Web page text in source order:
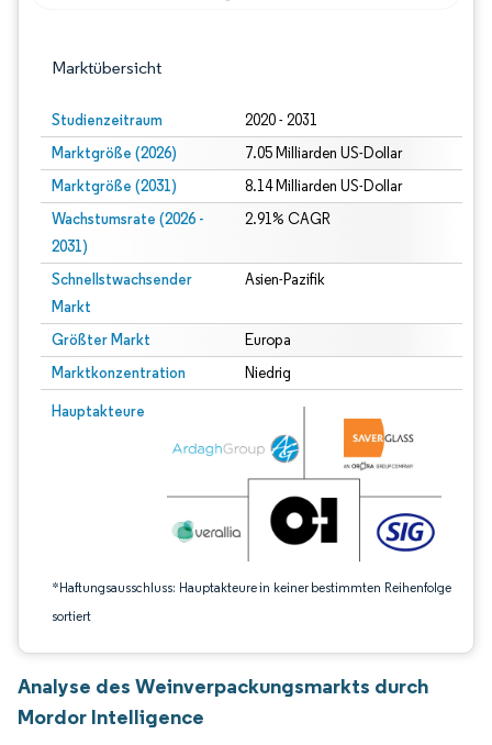
Marktübersicht
Studienzeitraum 2020 - 2031
Marktgröße (2026) 7.05 Milliarden US-Dollar
Marktgröße (2031) 8.14 Milliarden US-Dollar
Wachstumsrate (2026 -
2031)
2.91% CAGR
Schnellstwachsender
Markt
Asien-Pazifik
Größter Markt Europa
Marktkonzentration Niedrig
Hauptakteure
*Haftungsausschluss: Hauptakteure in keiner bestimmten Reihenfolge
sortiert
Bild © Mordor Intelligence. Wiederverwendung erfordert Namensnennung
Analyse des Weinverpackungsmarkts durch
Mordor Intelligence